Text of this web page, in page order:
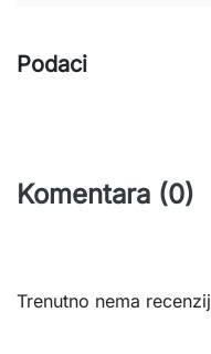
Podaci
Komentara (0)
Trenutno nema